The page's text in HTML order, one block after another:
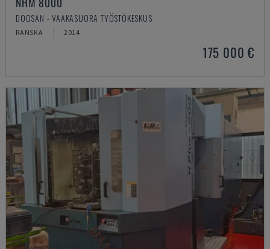
DOOSAN - VAAKASUORA TYÖSTÖKESKUS
RANSKA 2014
175 000 €